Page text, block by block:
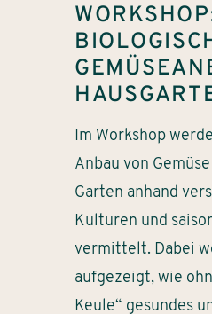
Im Workshop
Anbau von
Garten anhand
Kulturen und
vermittelt. Dabei
aufgezeigt, wie
Keule“ gesundes